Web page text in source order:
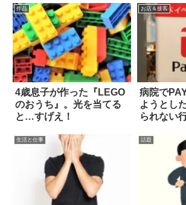
作品
4歳息子が作った『LEGO
のおうち』。光を当てる
と…すげえ！
お店＆接客
病院で
ようとし
られない
生活と仕事 話題